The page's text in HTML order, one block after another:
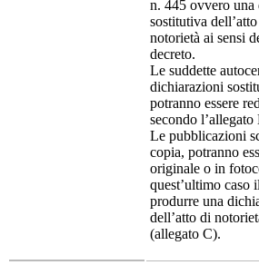
n. 445 ovvero una
sostitutiva
notorietà ai sensi
decreto.
Le suddette
dichiarazioni
potranno essere
secondo l’allegato
Le pubblicazioni
copia, potranno
originale o in
quest’ultimo caso
produrre una
dell’atto di
(allegato C).